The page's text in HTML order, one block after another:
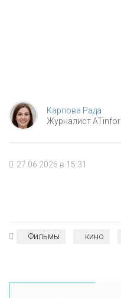
Карпова Рада
Журналист
27.06.2026 в 15:31
Фильмы кино